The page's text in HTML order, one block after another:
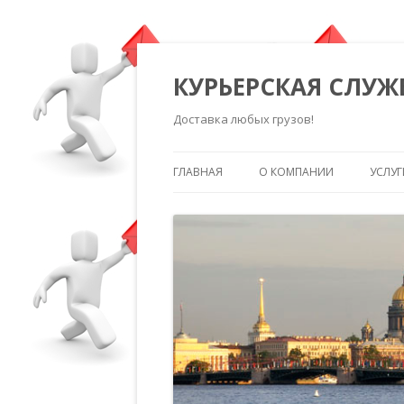
КУРЬЕРСКАЯ
Доставка любых грузов!
ГЛАВНАЯ О КОМПАНИИ